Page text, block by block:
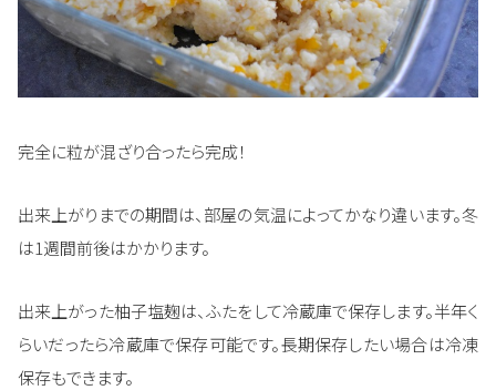
完全に粒が混ざり合ったら完成！
出来上がりまでの期間は、部屋の気温によってかなり違います。冬
は1週間前後はかかります。
出来上がった柚子塩麹は、ふたをして冷蔵庫で保存します。半年く
らいだったら冷蔵庫で保存可能です。長期保存したい場合は冷凍
保存もできます。